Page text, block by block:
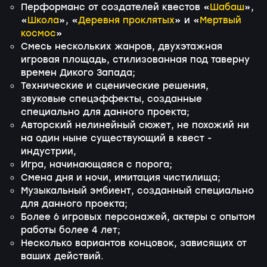
Перформанс от создателей квестов «Шабаш»,
«Школа», «Деревня проклятых» и «Мертвый
космос»
Смесь нескольких жанров, двухэтажная
игровая площадь, стилизованная под таверну
времен Дикого Запада;
Технические и сценические решения,
звуковые спецэффекты, созданные
специально для данного проекта;
Авторский нелинейный сюжет, не похожий ни
на один ныне существующий в квест -
индустрии,
Игра, начинающаяся с порога;
Смена дня и ночи, имитация чистилища;
Музыкальный эмбиент, созданный специально
для данного проекта;
Более 6 игровых персонажей, актеры с опытом
работы более 4 лет;
Несколько вариантов концовок, зависящих от
ваших действий.